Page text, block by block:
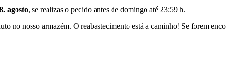
agosto, se realizas o pedido antes de domingo até 23:59 h.
no nosso armazém. O reabastecimento está a caminho! Se forem